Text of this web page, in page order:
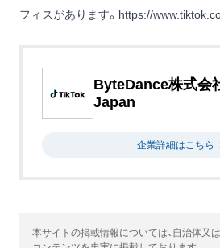
フィスがあります。 https://
ByteDance株式会
Japan
企業詳細はこちら
本サイトの掲載情報については、自治体又